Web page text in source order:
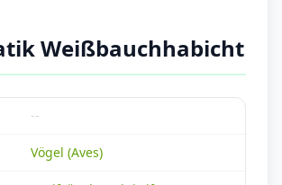
Weißbauchhabicht
--
Vögel (Aves)